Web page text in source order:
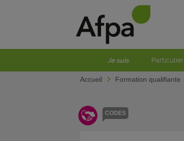
Je suis Particulier
Accueil Formation qualifiante
CODES